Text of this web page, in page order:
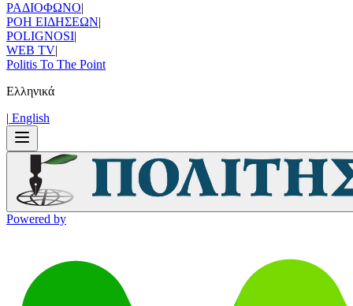
ΡΑΔΙΟΦΩΝΟ|
ΡΟΗ ΕΙΔΗΣΕΩΝ|
POLIGNOSI|
WEB TV|
Politis To The Point
Ελληνικά
| Εnglish
Powered by